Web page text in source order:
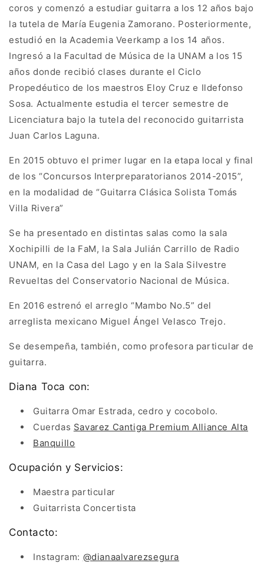
coros y comenzó a estudiar guitarra a los 12 años bajo
la tutela de María Eugenia Zamorano. Posteriormente,
estudió en la Academia Veerkamp a los 14 años.
Ingresó a la Facultad de Música de la UNAM a los 15
años donde recibió clases durante el Ciclo
Propedéutico de los maestros Eloy Cruz e Ildefonso
Sosa. Actualmente estudia el tercer semestre de
Licenciatura bajo la tutela del reconocido guitarrista
Juan Carlos Laguna.
En 2015 obtuvo el primer lugar en la etapa local y final
de los “Concursos Interpreparatorianos 2014-2015”,
en la modalidad de “Guitarra Clásica Solista Tomás
Villa Rivera”
Se ha presentado en distintas salas como la sala
Xochipilli de la FaM, la Sala Julián Carrillo de Radio
UNAM, en la Casa del Lago y en la Sala Silvestre
Revueltas del Conservatorio Nacional de Música.
En 2016 estrenó el arreglo “Mambo No.5” del
arreglista mexicano Miguel Ángel Velasco Trejo.
Se desempeña, también, como profesora particular de
guitarra.
Diana Toca con:
Guitarra Omar Estrada, cedro y cocobolo.
Cuerdas Savarez Cantiga Premium Alliance Alta
Banquillo
Ocupación y Servicios:
Maestra particular
Guitarrista Concertista
Contacto:
Instagram: @dianaalvarezsegura